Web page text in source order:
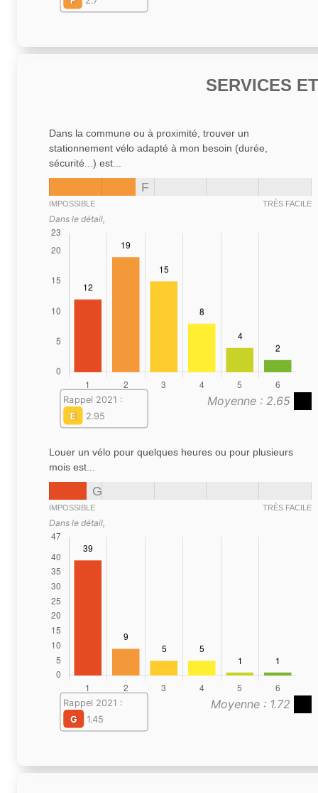
SERVICES
Dans la commune ou à proximité, trouver un
stationnement vélo adapté à mon besoin (durée,
sécurité...) est...
F
IMPOSSIBLE TRÈS FACILE
Dans le détail,
Moyenne : 2.65
Rappel 2021 :
E
2.95
Louer un vélo pour quelques heures ou pour plusieurs
mois est...
G
IMPOSSIBLE TRÈS FACILE
Dans le détail,
Moyenne : 1.72
Rappel 2021 :
G
1.45